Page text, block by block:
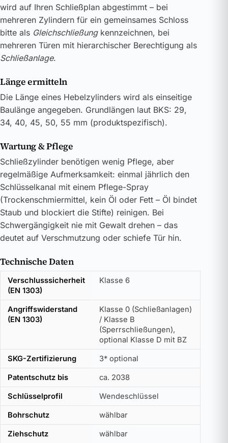
wird auf Ihren Schließplan abgestimmt – bei
mehreren Zylindern für ein gemeinsames Schloss
bitte als Gleichschließungkennzeichnen, bei
mehreren Türen mit hierarchischer Berechtigung als
Schließanlage.
Länge ermitteln
Die Länge eines Hebelzylinders wird als einseitige
Baulänge angegeben. Grundlängen laut BKS: 29,
34, 40, 45, 50, 55 mm (produktspezifisch).
Wartung & Pflege
Schließzylinder benötigen wenig Pflege, aber
regelmäßige Aufmerksamkeit: einmal jährlich den
Schlüsselkanal mit einem Pflege-Spray
(Trockenschmiermittel, kein Öl oder Fett – Öl bindet
Staub und blockiert die Stifte) reinigen. Bei
Schwergängigkeit nie mit Gewalt drehen – das
deutet auf Verschmutzung oder schiefe Tür hin.
Technische Daten
Verschlusssicherheit
(EN 1303)
Klasse 6
Angriffswiderstand
(EN 1303)
Klasse 0 (Schließanlagen)
/ Klasse B
(Sperrschließungen),
optional Klasse D mit BZ
SKG-Zertifizierung 3* optional
Patentschutz bis ca. 2038
Schlüsselprofil Wendeschlüssel
Bohrschutz wählbar
Ziehschutz wählbar